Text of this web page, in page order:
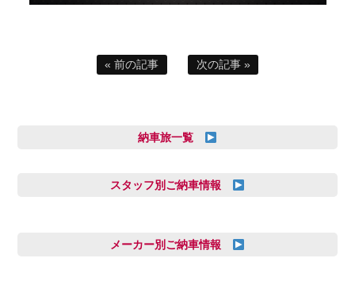
« 前の記事 次の記事 »
納車旅一覧
スタッフ別ご納車情報
メーカー別ご納車情報